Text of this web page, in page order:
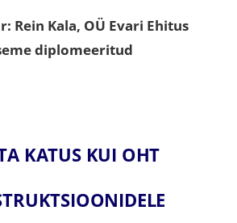
Rein Kala, OÜ Evari Ehitus
diplomeeritud
KATUS KUI OHT